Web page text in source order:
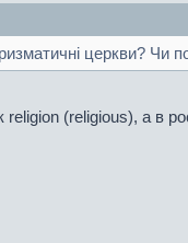
церкви? Чи
(religious), а в